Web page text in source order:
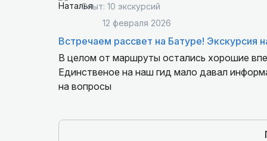
Опыт: 10 экскурсий
12 февраля 2026
Встречаем рассвет на Батуре! Экскурсия
В целом от маршруты остались хорошие
Единственое на наш гид мало давал
на вопросы